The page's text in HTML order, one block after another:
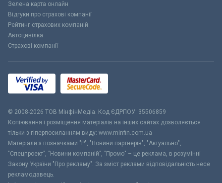
Зелена карта онлайн
Відгуки про страхові компанії
Рейтинг страхових компаній
Автоцивілка
Страхові компанії
© 2008-2026 ТОВ МiнфiнМедiа. Код ЄДРПОУ: 35506859
Копіювання і розміщення матеріалів на інших сайтах дозволяється
тільки з гіперпосиланням виду: www.minfin.com.ua
Матеріали з позначками "Р", "Новини партнерів", "Актуально",
"Спецпроект", "Новини компаній", "Промо" – це реклама, в розумінні
Закону України "Про рекламу". За зміст реклами відповідальність несе
рекламодавець.